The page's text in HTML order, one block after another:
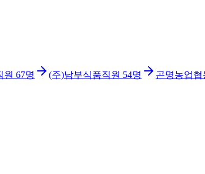
원 67명 (주)남부식품직원 54명 곤명농업협